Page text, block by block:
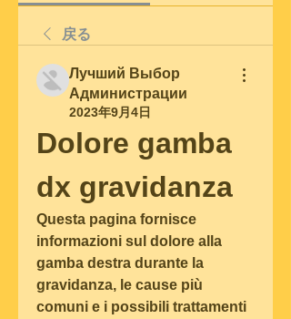
戻る
Лучший Выбор
Администрации
2023年9月4日
Dolore gamba
dx gravidanza
Questa pagina fornisce
informazioni sul dolore alla
gamba destra durante la
gravidanza, le cause più
comuni e i possibili trattamenti